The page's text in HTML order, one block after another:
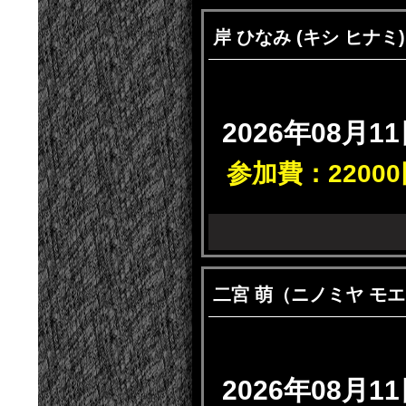
岸 ひなみ (キシ
2026年08月
参加費：
二宮 萌（ニノミ
2026年08月